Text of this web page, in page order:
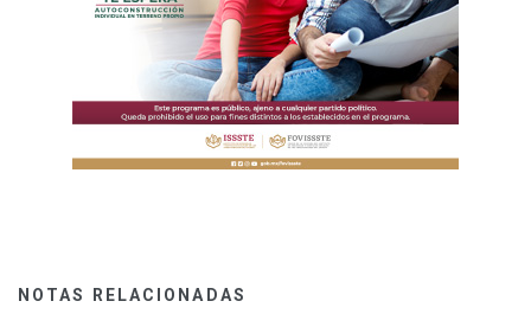
NOTAS RELACIONADAS